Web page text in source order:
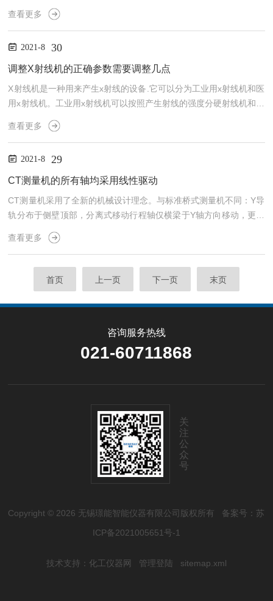
件及焊缝的内部缺陷。如裂纹、缩孔、气孔、夹渣、未溶合、未焊透
等，确定位置和大小。根据观察其缺陷的性质、大小和部位来评定材
大事故。X射线是一种波长很短的电磁波，有很强的穿透能力，多年
来，人们不断的探索创新，X射线已经广泛的应用与人们生活、工作
查看更多
2021-8 30
调整X射线机的正确参数需要调整几点
X射线机是一种用来产生x射线的设备.它可以分为工业用x射线机和医
用x射线机。工业用x射线机可以按照产生射线的强度分硬射线机和软
射线机。用于理化检测的衍射分析仪等属于软射线，而用于大，厚材
料的检测的事硬射线。参数调整得准确与否，直接影响着X射线机的
一、曝光时间的检测与调整曝光时间是X射线机的三个基本参数之
一。曝光时间的准确与否，不只关系到摄影效果的好坏，还关系到X
查看更多
2021-8 29
CT测量机的所有轴均采用线性驱动
CT测量机采用了全新的机械设计理念。与标准桥式测量机不同：Y导
轨分布于侧壁顶部，分离式移动行程轴仅横梁于Y轴方向移动，更小
及恒定的移动重量——与移动式平台相比堪称真正的优势。CT测量
机的所有轴均采用线性驱动。其优点：高速、加速极快、定位精度
性驱动可获得高度稳定性及低于100纳米的*定位精度。例如，测针偏
势：测针的移动路径与预定值越吻合，即可实现越出色的准性...
查看更多
首页 上一页 下一页 末页
咨询服务热线
021-60711868
关
注
公
众
号
Copyright © 2026 无锡璟能智能仪器有限公司版权所有 备案号：苏
ICP备2021005651号-1
技术支持： 化工仪器网 管理登陆 sitemap.xml